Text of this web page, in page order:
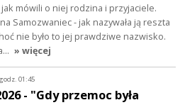
jak mówili o niej rodzina i przyjaciele.
Samozwaniec - jak nazywała ją reszta
nie było to jej prawdziwe nazwisko.
» więcej
01:45
- "Gdy przemoc była